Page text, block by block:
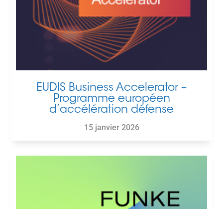
EUDIS Business Accelerator –
Programme européen
d’accélération défense
15 janvier 2026